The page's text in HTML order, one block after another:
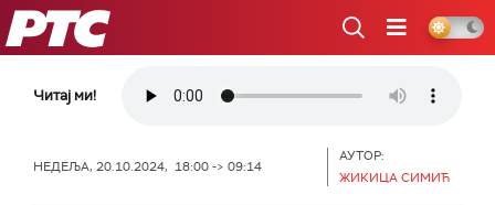
РТС
Читај ми!
НЕДЕЉА, 20.10.2024, 18:00 -> 09:14
АУТОР:
ЖИКИЦА СИМИЋ